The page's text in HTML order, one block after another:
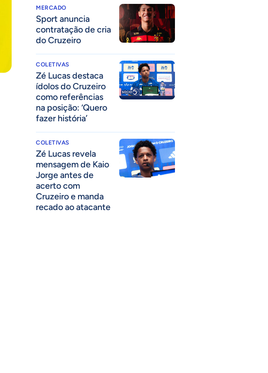
MERCADO
Sport anuncia
contratação de cria
do Cruzeiro
COLETIVAS
Zé Lucas destaca
ídolos do Cruzeiro
como referências
na posição: ‘Quero
fazer história’
COLETIVAS
Zé Lucas revela
mensagem de Kaio
Jorge antes de
acerto com
Cruzeiro e manda
recado ao atacante